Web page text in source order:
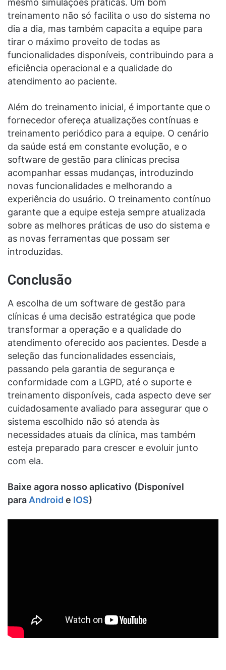
mesmo simulações práticas. Um bom
treinamento não só facilita o uso do sistema no
dia a dia, mas também capacita a equipe para
tirar o máximo proveito de todas as
funcionalidades disponíveis, contribuindo para a
eficiência operacional e a qualidade do
atendimento ao paciente.
Além do treinamento inicial, é importante que o
fornecedor ofereça atualizações contínuas e
treinamento periódico para a equipe. O cenário
da saúde está em constante evolução, e o
software de gestão para clínicas precisa
acompanhar essas mudanças, introduzindo
novas funcionalidades e melhorando a
experiência do usuário. O treinamento contínuo
garante que a equipe esteja sempre atualizada
sobre as melhores práticas de uso do sistema e
as novas ferramentas que possam ser
introduzidas.
Conclusão
A escolha de um software de gestão para
clínicas é uma decisão estratégica que pode
transformar a operação e a qualidade do
atendimento oferecido aos pacientes. Desde a
seleção das funcionalidades essenciais,
passando pela garantia de segurança e
conformidade com a LGPD, até o suporte e
treinamento disponíveis, cada aspecto deve ser
cuidadosamente avaliado para assegurar que o
sistema escolhido não só atenda às
necessidades atuais da clínica, mas também
esteja preparado para crescer e evoluir junto
com ela.
Baixe agora nosso aplicativo (Disponível
para Android e IOS)